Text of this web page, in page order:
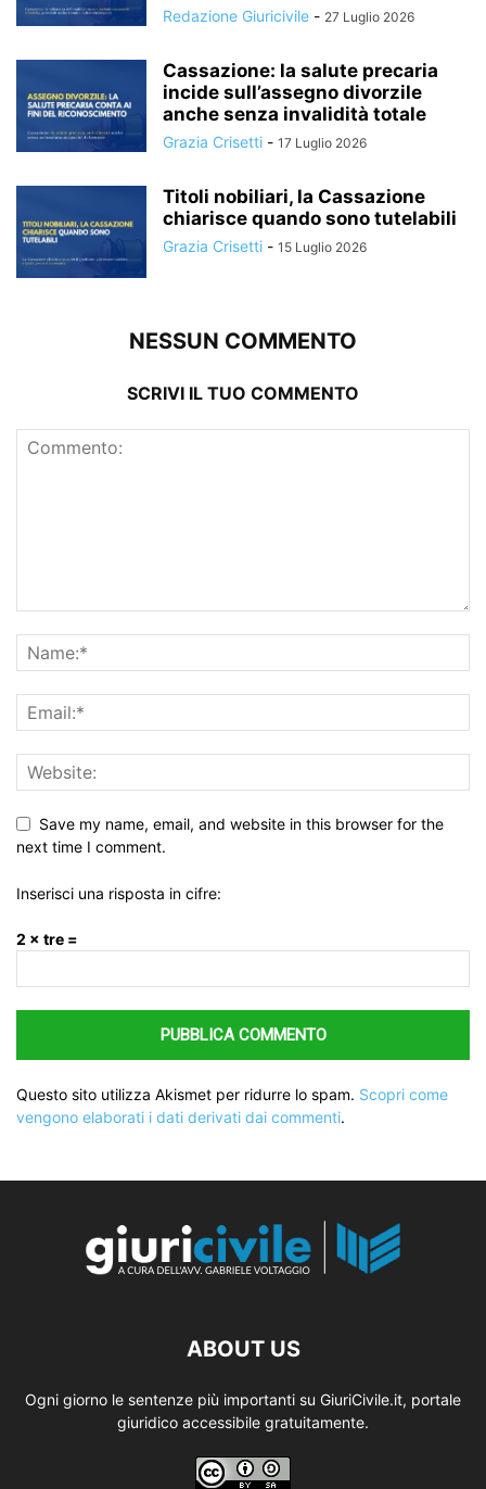
Redazione Giuricivile - 27 Luglio 2026
Cassazione: la salute precaria
incide sull’assegno divorzile
anche senza invalidità totale
Grazia Crisetti - 17 Luglio 2026
Titoli nobiliari, la Cassazione
chiarisce quando sono tutelabili
Grazia Crisetti - 15 Luglio 2026
NESSUN COMMENTO
SCRIVI IL TUO COMMENTO
Save my name, email, and website in this browser for the
next time I comment.
Inserisci una risposta in cifre:
2 × tre =
Questo sito utilizza Akismet per ridurre lo spam. Scopri come
vengono elaborati i dati derivati dai commenti.
ABOUT US
Ogni giorno le sentenze più importanti su GiuriCivile.it, portale
giuridico accessibile gratuitamente.